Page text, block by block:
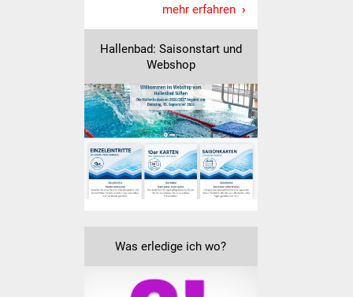
Freihändige Vergabe
Gewerbeverzeichnis
Gewerbe - Selbsteintrag
mehr erfahren
Hallenbad: Saisonstart und
Webshop
Was erledige ich wo?